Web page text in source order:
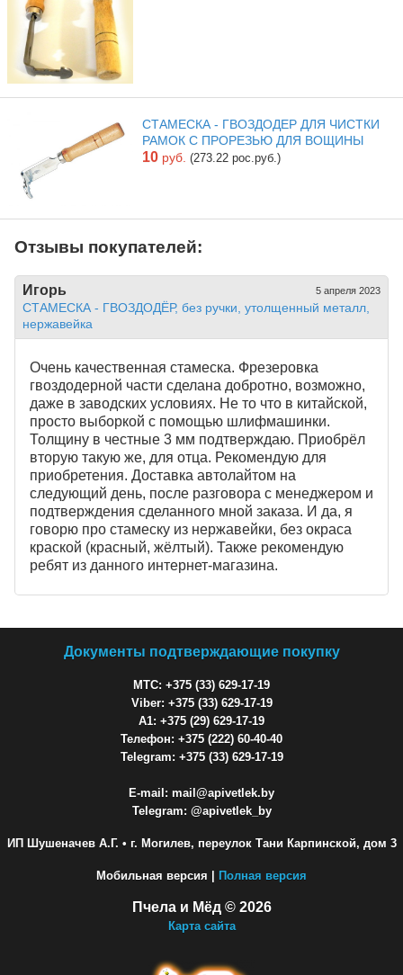
СТАМЕСКА - ГВОЗДОДЕР ДЛЯ ЧИСТКИ
РАМОК С ПРОРЕЗЬЮ ДЛЯ ВОЩИНЫ
10 руб. (273.22 рос.руб.)
Отзывы покупателей:
Игорь 5 апреля 2023
СТАМЕСКА - ГВОЗДОДЁР, без ручки, утолщенный металл,
нержавейка
Очень качественная стамеска. Фрезеровка
гвоздодерной части сделана добротно, возможно,
даже в заводских условиях. Не то что в китайской,
просто выборкой с помощью шлифмашинки.
Толщину в честные 3 мм подтверждаю. Приобрёл
вторую такую же, для отца. Рекомендую для
приобретения. Доставка автолайтом на
следующий день, после разговора с менеджером и
подтверждения сделанного мной заказа. И да, я
говорю про стамеску из нержавейки, без окраса
краской (красный, жёлтый). Также рекомендую
ребят из данного интернет-магазина.
Документы подтверждающие покупку
МТС: +375 (33) 629-17-19
Viber: +375 (33) 629-17-19
A1: +375 (29) 629-17-19
Телефон: +375 (222) 60-40-40
Telegram: +375 (33) 629-17-19
E-mail: mail@apivetlek.by
Telegram: @apivetlek_by
ИП Шушеначев А.Г. • г. Могилев, переулок Тани Карпинской, дом 3
Мобильная версия | Полная версия
Пчела и Мёд © 2026
Карта сайта